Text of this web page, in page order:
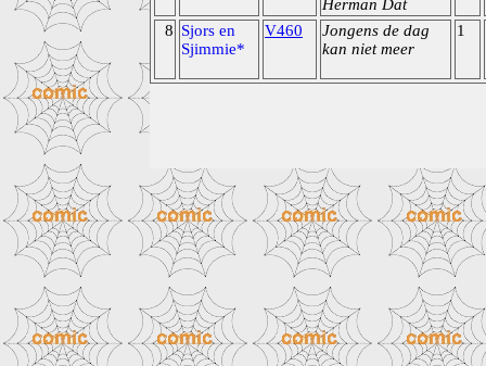
Herman Dat
8 Sjors en
Sjimmie*
V460
Jongens de dag
kan niet meer
1